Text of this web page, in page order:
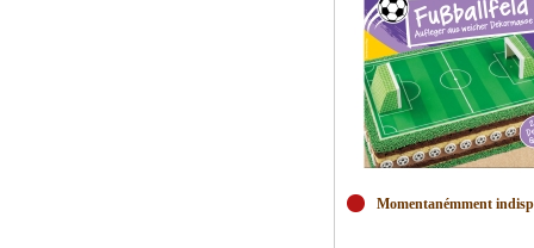
Momentanémment